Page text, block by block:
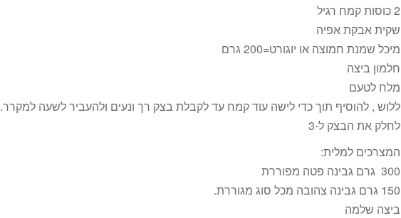
2 כוסות קמח רגיל
שקית אבקת אפיה
מיכל שמנת חמוצה או יוגורט=200 גרם
חלמון ביצה
מלח לטעם
ללוש , להוסיף תוך כדי לישה עוד קמח עד לקבלת בצק רך ונעים ולהעביר לשעה למקרר.
לחלק את הבצק ל-3
המצרכים למלית:
300 גרם גבינה פטה מפוררת
150 גרם גבינה צהובה מכל סוג מגוררת.
ביצה שלמה